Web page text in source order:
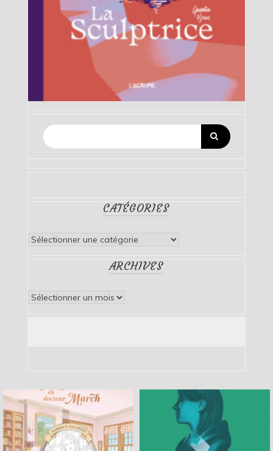
CATÉGORIES
Catégories
ARCHIVES
Archives